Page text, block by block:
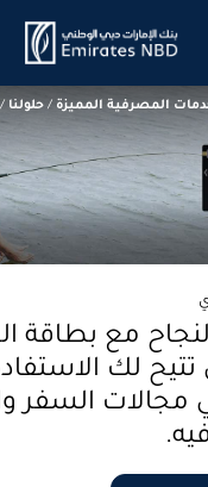
المصرفية المميزة / حلولنا /
مع بطاقة
تتيح لك
مجالات السفر